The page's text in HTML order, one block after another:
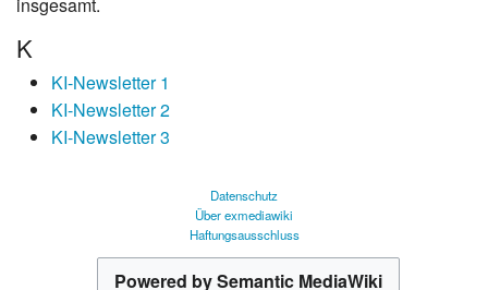
K
KI-Newsletter 1
KI-Newsletter 2
KI-Newsletter 3
Datenschutz
Über exmediawiki
Haftungsausschluss
Powered by Semantic MediaWiki